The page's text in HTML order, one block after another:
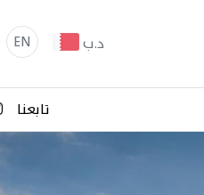
د.ب EN
تابعنا